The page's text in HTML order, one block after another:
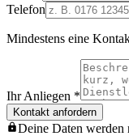
Telefon
Mindestens eine
Ihr Anliegen *
Kontakt anfordern
Deine Daten werden